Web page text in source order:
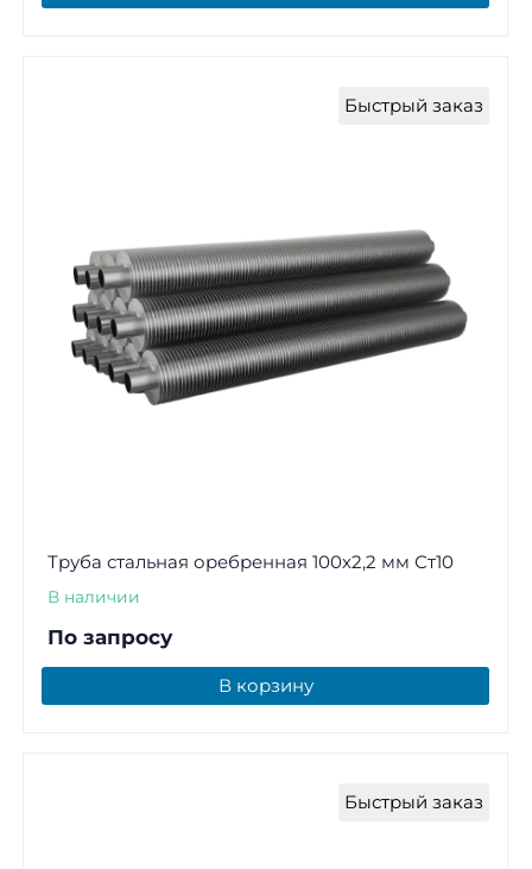
Быстрый заказ
Труба стальная оребренная 100х2,2 мм Ст10
В наличии
По запросу
В корзину
Быстрый заказ